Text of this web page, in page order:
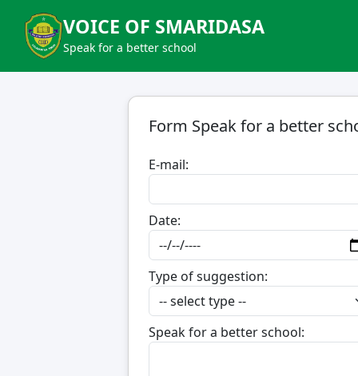
VOICE OF SMARIDASA
Speak for a better school
Form Speak for a better
E-mail:
Date:
Type of suggestion:
Speak for a better school: